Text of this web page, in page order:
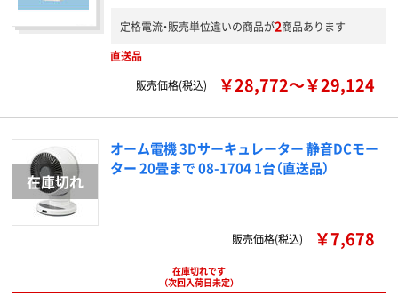
定格電流・販売単位違いの商品が2商品あります
直送品
販売価格(税込)
￥28,772～￥29,124
オーム電機 3Dサーキュレーター 静音DCモー
ター 20畳まで 08-1704 1台（直送品）
販売価格(税込) ￥7,678
在庫切れです
（次回入荷日未定）